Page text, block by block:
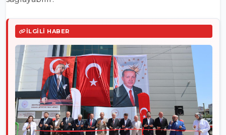
İLGILI HABER